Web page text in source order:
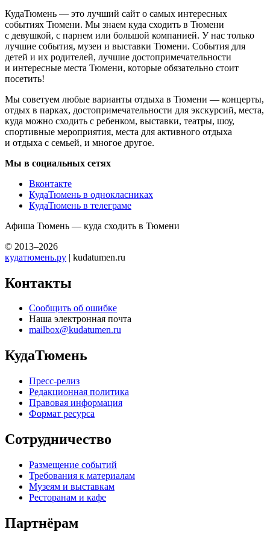
КудаТюмень — это лучший сайт о самых интересных
событиях Тюмени. Мы знаем куда сходить в Тюмени
с девушкой, с парнем или большой компанией. У нас только
лучшие события, музеи и выставки Тюмени. События для
детей и их родителей, лучшие достопримечательности
и интересные места Тюмени, которые обязательно стоит
посетить!
Мы советуем любые варианты отдыха в Тюмени — концерты,
отдых в парках, достопримечательности для экскурсий, места,
куда можно сходить с ребенком, выставки, театры, шоу,
спортивные мероприятия, места для активного отдыха
и отдыха с семьей, и многое другое.
Мы в социальных сетях
Вконтакте
КудаТюмень в однокласниках
КудаТюмень в телеграме
Афиша Тюмень — куда сходить в Тюмени
© 2013–2026
кудатюмень.ру | kudatumen.ru
Контакты
Сообщить об ошибке
Наша электронная почта
mailbox@kudatumen.ru
КудаТюмень
Пресс-релиз
Редакционная политика
Правовая информация
Формат ресурса
Сотрудничество
Размещение событий
Требования к материалам
Музеям и выставкам
Ресторанам и кафе
Партнёрам